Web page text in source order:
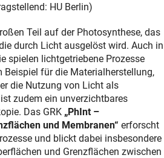
HU Berlin)
Teil auf der Photosynthese, das
durch Licht ausgelöst wird. Auch in
spielen lichtgetriebene Prozesse
Beispiel für die Materialherstellung,
die Nutzung von Licht als
zudem ein unverzichtbares
Das GRK „PhInt –
und Membranen“ erforscht
und blickt dabei insbesondere
und Grenzflächen zwischen